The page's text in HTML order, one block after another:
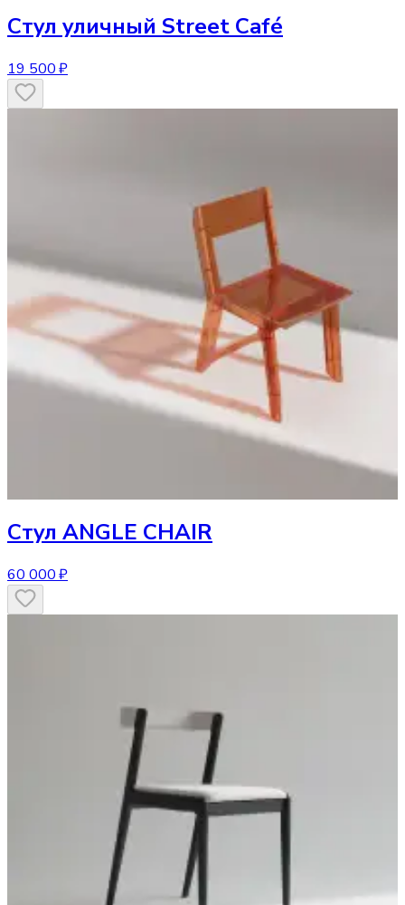
Стул уличный Street Café
19 500 ₽
Стул ANGLE CHAIR
60 000 ₽